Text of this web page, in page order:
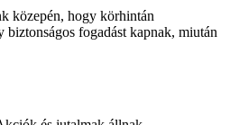
közepén, hogy körhintán
fogadást kapnak, miután